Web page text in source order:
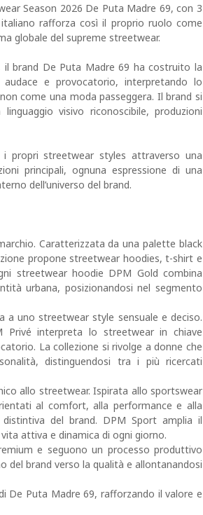
Season 2026 De Puta Madre 69, con 3
rafforza così il proprio ruolo come
globale del supreme streetwear.
brand De Puta Madre 69 ha costruito la
e provocatorio, interpretando lo
come una moda passeggera. Il brand si
visivo riconoscibile, produzioni
propri streetwear styles attraverso una
principali, ognuna espressione di una
dell’universo del brand.
Caratterizzata da una palette black
propone streetwear hoodies, t-shirt e
streetwear hoodie DPM Gold combina
urbana, posizionandosi nel segmento
a uno streetwear style sensuale e deciso.
interpreta lo streetwear in chiave
La collezione si rivolge a donne che
distinguendosi tra i più ricercati
allo streetwear. Ispirata allo sportswear
al comfort, alla performance e alla
distintiva del brand. DPM Sport amplia il
attiva e dinamica di ogni giorno.
e seguono un processo produttivo
del brand verso la qualità e allontanandosi
De Puta Madre 69, rafforzando il valore e